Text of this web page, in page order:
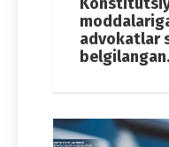
advokatlar
belgilangan.